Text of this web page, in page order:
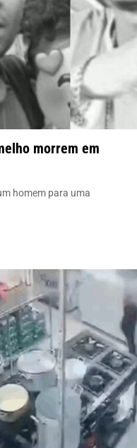
morrem em
homem para uma